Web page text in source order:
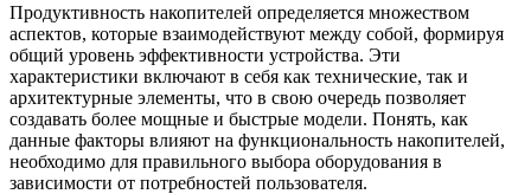
Продуктивность накопителей определяется множеством
аспектов, которые взаимодействуют между собой, формируя
общий уровень эффективности устройства. Эти
характеристики включают в себя как технические, так и
архитектурные элементы, что в свою очередь позволяет
создавать более мощные и быстрые модели. Понять, как
данные факторы влияют на функциональность накопителей,
необходимо для правильного выбора оборудования в
зависимости от потребностей пользователя.